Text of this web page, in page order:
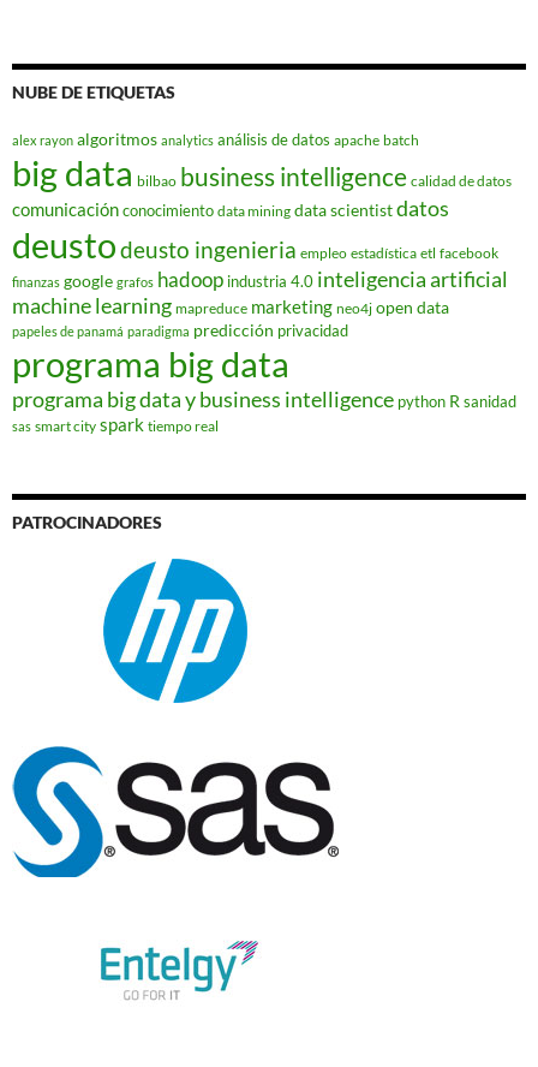
NUBE DE ETIQUETAS
alex rayon algoritmos analytics análisis de datos apache batch
big data bilbao business intelligence calidad de datos
comunicaciónconocimiento data mining data scientistdatos
deustodeusto ingenieria empleo estadística etl facebook
finanzas google grafos hadoop industria 4.0 inteligencia artificial
machine learning mapreduce marketing neo4j open data
papeles de panamá paradigma predicción privacidad
programa big data
programa big data y business intelligence python R sanidad
sas smart city spark tiempo real
PATROCINADORES